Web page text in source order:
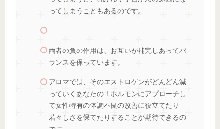
ってしまうこともあるのです。
両者の負の作用は、お互いが補完しあってバ
ランスを保っています。
アロマでは、そのエストロゲンがどんどん減
っていくあなたの！ホルモンにアプローチし
て女性特有の体調不良の改善に役立てたり
若々しさを保てたりすることが期待できるの